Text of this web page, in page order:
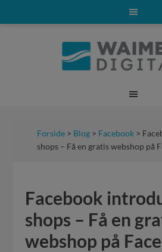
Forside > Blog > Facebook >
shops – Få en gratis webshop på
Facebook
shops – Få en
webshop på